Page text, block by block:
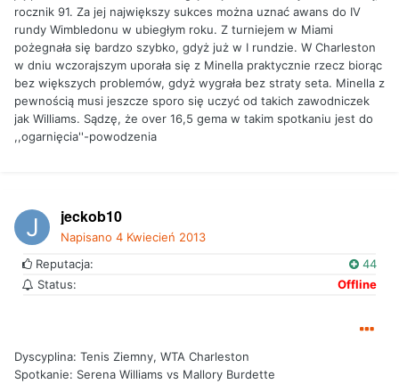
rocznik 91. Za jej największy sukces można uznać awans do IV
rundy Wimbledonu w ubiegłym roku. Z turniejem w Miami
pożegnała się bardzo szybko, gdyż już w I rundzie. W Charleston
w dniu wczorajszym uporała się z Minella praktycznie rzecz biorąc
bez większych problemów, gdyż wygrała bez straty seta. Minella z
pewnością musi jeszcze sporo się uczyć od takich zawodniczek
jak Williams. Sądzę, że over 16,5 gema w takim spotkaniu jest do
,,ogarnięcia''-powodzenia
jeckob10
Napisano 4 Kwiecień 2013
Reputacja:
44
Status:
Offline
Dyscyplina: Tenis Ziemny, WTA Charleston
Spotkanie: Serena Williams vs Mallory Burdette